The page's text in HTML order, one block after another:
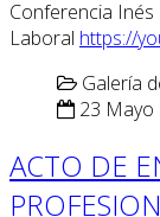
Conferencia
Laboral https://
Galería
23 Mayo
ACTO DE